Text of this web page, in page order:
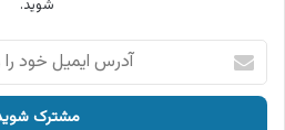
شوید.
آدرس
ایمیل
خود